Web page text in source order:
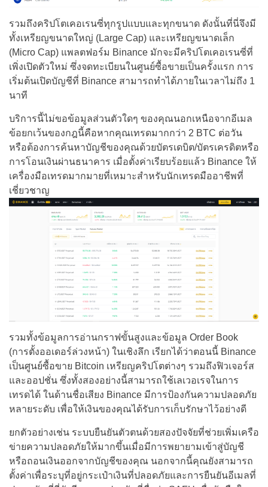
รวมถึงคริปโตเคอเรนซี่ทุกรูปแบบและทุกขนาด ดังนั้นที่นี่จึงมี
ทั้งเหรียญขนาดใหญ่ (Large Cap) และเหรียญขนาดเล็ก
(Micro Cap) แพลตฟอร์ม Binance มักจะมีคริปโตเคอเรนซี่ที่
เพิ่งเปิดตัวใหม่ ซึ่งจดทะเบียนในศูนย์ซื้อขายเป็นครั้งแรก การ
เริ่มต้นเปิดบัญชีที่ Binance สามารถทำได้ภายในเวลาไม่ถึง 1
นาที
บริการนี้ไม่ขอข้อมูลส่วนตัวใดๆ ของคุณนอกเหนือจากอีเมล
ข้อยกเว้นของกฎนี้คือหากคุณเทรดมากกว่า 2 BTC ต่อวัน
หรือต้องการค้นหาบัญชีของคุณด้วยบัตรเดบิต/บัตรเครดิตหรือ
การโอนเงินผ่านธนาคาร เมื่อตั้งค่าเรียบร้อยแล้ว Binance ให้
เครื่องมือเทรดมากมายที่เหมาะสำหรับนักเทรดมืออาชีพที่
เชี่ยวชาญ
รวมทั้งข้อมูลการอ่านกราฟขั้นสูงและข้อมูล Order Book
(การตั้งออเดอร์ล่วงหน้า) ในเชิงลึก เรียกได้ว่าตอนนี้ Binance
เป็นศูนย์ซื้อขาย Bitcoin เหรียญคริปโตต่างๆ รวมถึงฟิวเจอร์ส
และออปชั่น ซึ่งทั้งสองอย่างนี้สามารถใช้เลเวอเรจในการ
เทรดได้ ในด้านชื่อเสียง Binance มีการป้องกันความปลอดภัย
หลายระดับ เพื่อให้เงินของคุณได้รับการเก็บรักษาไว้อย่างดี
ยกตัวอย่างเช่น ระบบยืนยันตัวตนด้วยสองปัจจัยที่ช่วยเพิ่มเครือ
ข่ายความปลอดภัยให้มากขึ้นเมื่อมีการพยายามเข้าสู่บัญชี
หรือถอนเงินออกจากบัญชีของคุณ นอกจากนี้คุณยังสามารถ
ตั้งค่าเพื่อระบุที่อยู่กระเป๋าเงินที่ปลอดภัยและการยืนยันอีเมลที่